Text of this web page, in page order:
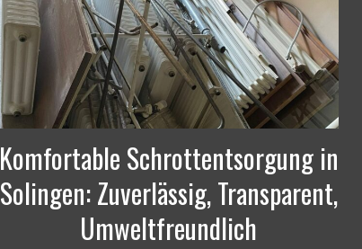
Komfortable Schrottentsorgung in
Solingen: Zuverlässig, Transparent,
Umweltfreundlich